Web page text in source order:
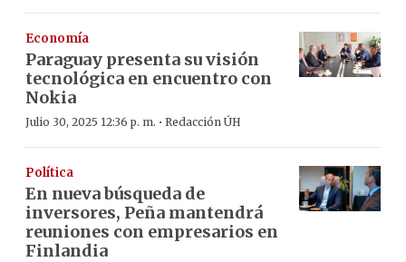
Economía
Paraguay presenta su visión
tecnológica en encuentro con
Nokia
Julio 30, 2025 12:36 p. m. · Redacción ÚH
Política
En nueva búsqueda de
inversores, Peña mantendrá
reuniones con empresarios en
Finlandia